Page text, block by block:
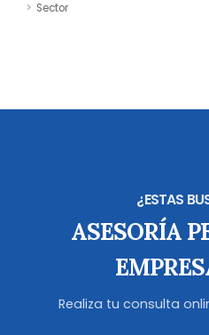
Sector
¿ESTAS
ASESORÍA
Realiza tu consulta